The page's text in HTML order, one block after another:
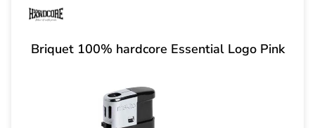
Briquet 100% hardcore Essential Logo Pink